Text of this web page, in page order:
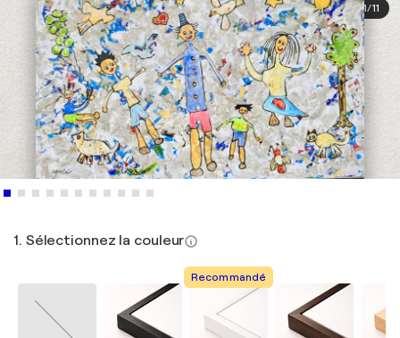
1/11
1. Sélectionnez la couleur
Recommandé